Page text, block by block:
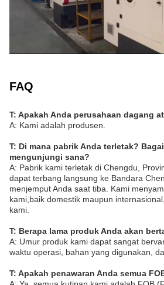
FAQ
T: Apakah Anda perusahaan dagang
A: Kami adalah produsen.
T: Di mana pabrik Anda terletak?
mengunjungi sana?
A: Pabrik kami terletak di Chengdu,
dapat terbang langsung ke Bandara
menjemput Anda saat tiba. Kami
kami,baik domestik maupun
kami.
T: Berapa lama produk Anda akan
A: Umur produk kami dapat sangat
waktu operasi, bahan yang digunakan,
T: Apakah penawaran Anda semua